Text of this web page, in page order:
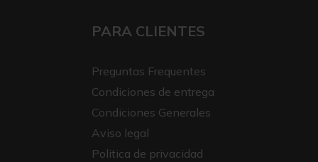
PARA CLIENTES
Preguntas Frequentes
Condiciones de entrega
Condiciones Generales
Aviso legal
Politica de privacidad